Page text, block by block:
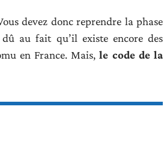
devez donc reprendre la phase
au fait qu’il existe encore des
en France. Mais,le code de la